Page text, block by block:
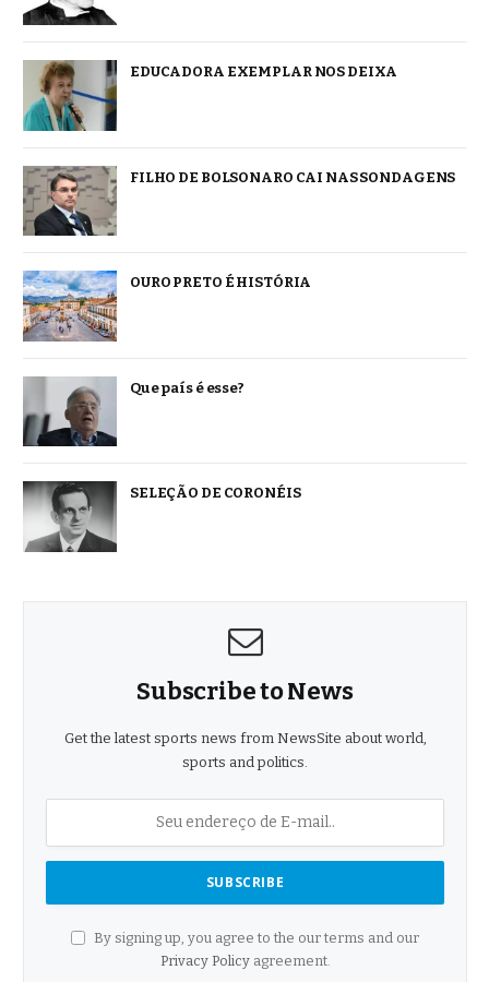
EDUCADORA EXEMPLAR NOS DEIXA
FILHO DE BOLSONARO CAI NAS SONDAGENS
OURO PRETO É HISTÓRIA
Que país é esse?
SELEÇÃO DE CORONÉIS
Subscribe to News
Get the latest sports news from NewsSite about world,
sports and politics.
By signing up, you agree to the our terms and our
Privacy Policyagreement.